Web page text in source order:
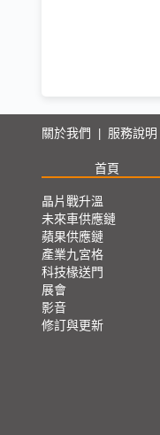
關於我們 服務說明
首頁
晶片戰升溫
未來車供應鏈
蘋果供應鏈
產業九宮格
科技椽送門
展會
影音
修訂與更新